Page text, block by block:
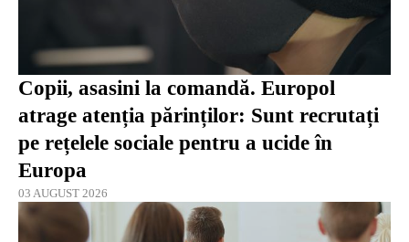
Copii, asasini la comandă. Europol
atrage atenția părinților: Sunt recrutați
pe rețelele sociale pentru a ucide în
Europa
03 AUGUST 2026